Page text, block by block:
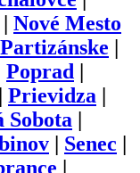
Nové Mesto
Partizánske
Poprad
Prievidza
Sobota
Senec